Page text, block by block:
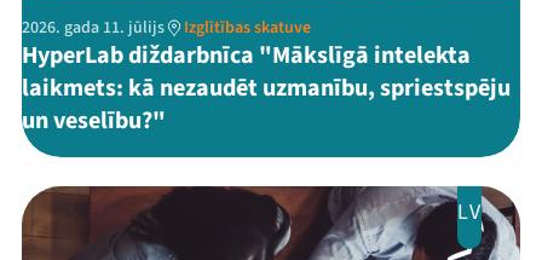
2026. gada 11. jūlijs Izglītības skatuve
HyperLab diždarbnīca "Mākslīgā intelekta
laikmets: kā nezaudēt uzmanību, spriestspēju
un veselību?"
LV